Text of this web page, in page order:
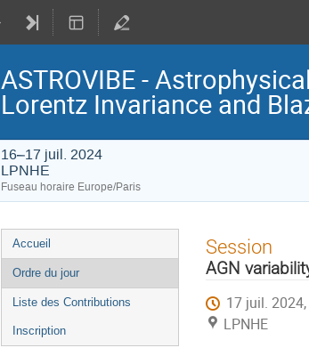
ASTROVIBE -
Lorentz Invariance and
16–17 juil. 2024
LPNHE
Fuseau horaire Europe/Paris
Menu
de
l'événement
Accueil
Ordre du jour
Liste des Contributions
Inscription
Session
AGN
17 juil.
LPNHE